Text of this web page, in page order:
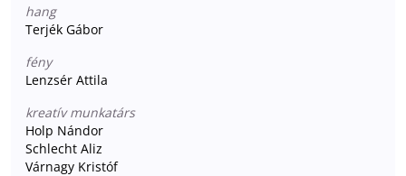
hang
Terjék Gábor
fény
Lenzsér Attila
kreatív munkatárs
Holp Nándor
Schlecht Aliz
Várnagy Kristóf